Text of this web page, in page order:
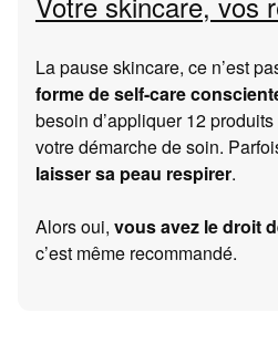
La pause skincare, ce n’est
forme de self-care
besoin d’appliquer 12
votre démarche de soin.
laisser sa peau respirer.
Alors oui, vous avez le droit
c’est même recommandé.